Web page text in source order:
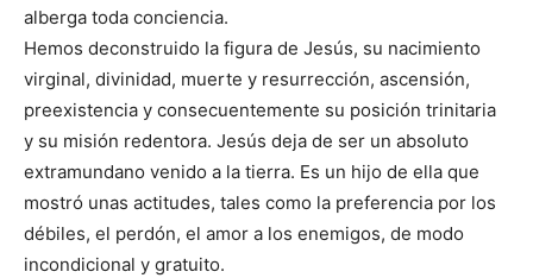
alberga toda conciencia.
Hemos deconstruido la figura de Jesús, su nacimiento
virginal, divinidad, muerte y resurrección, ascensión,
preexistencia y consecuentemente su posición trinitaria
y su misión redentora. Jesús deja de ser un absoluto
extramundano venido a la tierra. Es un hijo de ella que
mostró unas actitudes, tales como la preferencia por los
débiles, el perdón, el amor a los enemigos, de modo
incondicional y gratuito.